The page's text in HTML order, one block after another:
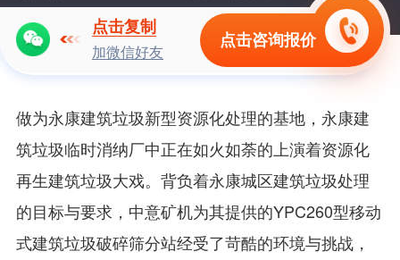
点击复制
加微信好友 点击咨询报价
做为永康建筑垃圾新型资源化处理的基地，永康建
筑垃圾临时消纳厂中正在如火如荼的上演着资源化
再生建筑垃圾大戏。背负着永康城区建筑垃圾处理
的目标与要求，中意矿机为其提供的YPC260型移动
式建筑垃圾破碎筛分站经受了苛酷的环境与挑战，